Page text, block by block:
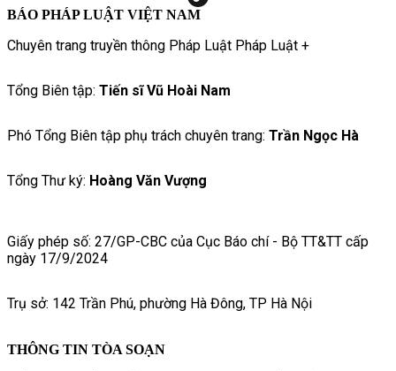
BÁO PHÁP LUẬT VIỆT NAM
Chuyên trang truyền thông Pháp Luật Pháp Luật +
Tổng Biên tập: Tiến sĩ Vũ Hoài Nam
Phó Tổng Biên tập phụ trách chuyên trang: Trần Ngọc Hà
Tổng Thư ký: Hoàng Văn Vượng
Giấy phép số: 27/GP-CBC của Cục Báo chí - Bộ TT&TT cấp
ngày 17/9/2024
Trụ sở: 142 Trần Phú, phường Hà Đông, TP Hà Nội
THÔNG TIN TÒA SOẠN